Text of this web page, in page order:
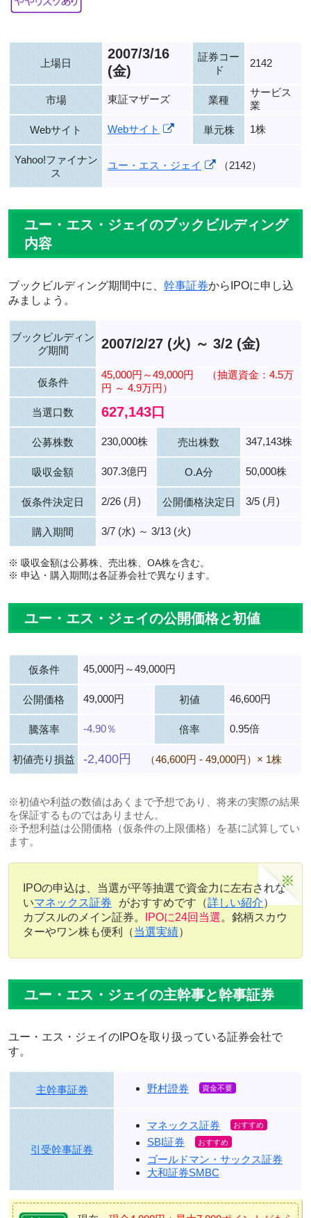
上場日
2007/3/16
(金)
証券コー
ド
2142
市場 東証マザーズ 業種
サービス
業
Webサイト Webサイト 単元株 1株
Yahoo!ファイナン
ス
ユー・エス・ジェイ （2142）
ユー・エス・ジェイのブックビルディング
内容
ブックビルディング期間中に、 幹事証券からIPOに申し込
みましょう。
ブックビルディン
グ期間
2007/2/27 (火) ～ 3/2 (金)
仮条件
45,000円～49,000円
（抽選資金：4.5万
円 ～ 4.9万円）
当選口数 627,143口
公募株数 230,000株 売出株数 347,143株
吸収金額 307.3億円 O.A分 50,000株
仮条件決定日 2/26 (月) 公開価格決定日 3/5 (月)
購入期間 3/7 (水) ～ 3/13 (火)
※ 吸収金額は公募株、売出株、OA株を含む。
※ 申込・購入期間は各証券会社で異なります。
ユー・エス・ジェイの公開価格と初値
仮条件 45,000円～49,000円
公開価格 49,000円 初値 46,600円
騰落率 -4.90％ 倍率 0.95倍
初値売り損益 -2,400円 （46,600円 - 49,000円）× 1株
※初値や利益の数値はあくまで予想であり、将来の実際の結果
を保証するものではありません。
※予想利益は公開価格（仮条件の上限価格）を基に試算してい
ます。
IPOの申込は、当選が平等抽選で資金力に左右されな
いマネックス証券 がおすすめです（詳しい紹介）
カブスルのメイン証券。
IPOに24回当選。銘柄スカウ
ターやワン株も便利（当選実績）
ユー・エス・ジェイの主幹事と幹事証券
ユー・エス・ジェイのIPOを取り扱っている証券会社で
す。
主幹事証券 野村證券
引受幹事証券
マネックス証券
SBI証券
ゴールドマン・サックス証券
大和証券SMBC